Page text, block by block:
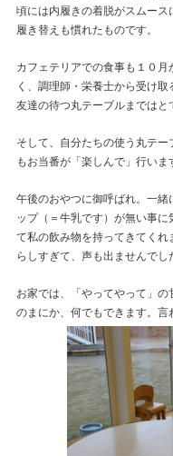
頃には内履きの着脱がスムー
履き替えも慣れたものです。
カフェテリアでの食事も１０
く、調理師・栄養士から受け
友達の待つ丸テーブルまではと
そして、自分たちの使う丸テ
もお当番が「楽しんで」行いま
午後のおやつに御呼ばれ。一
ップ（＝牛乳です）が無い事
て私の飲み物を持ってきてく
らしすぎて、声も出ませんでし
お家では、「やってやって」
のまにか、何でもできます。言